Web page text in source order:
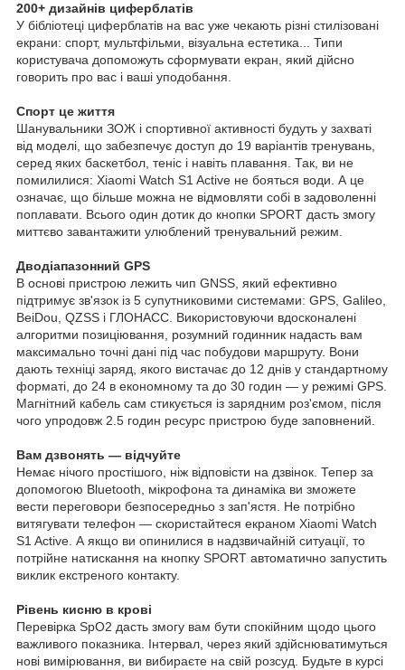
200+ дизайнів циферблатів
У бібліотеці циферблатів на вас уже чекають різні стилізовані
екрани: спорт, мультфільми, візуальна естетика... Типи
користувача допоможуть сформувати екран, який дійсно
говорить про вас і ваші уподобання.
Спорт це життя
Шанувальники ЗОЖ і спортивної активності будуть у захваті
від моделі, що забезпечує доступ до 19 варіантів тренувань,
серед яких баскетбол, теніс і навіть плавання. Так, ви не
помилилися: Xiaomi Watch S1 Active не бояться води. А це
означає, що більше можна не відмовляти собі в задоволенні
поплавати. Всього один дотик до кнопки SPORT дасть змогу
миттєво завантажити улюблений тренувальний режим.
Дводіапазонний GPS
В основі пристрою лежить чип GNSS, який ефективно
підтримує зв'язок із 5 супутниковими системами: GPS, Galileo,
BeiDou, QZSS і ГЛОНАСС. Використовуючи вдосконалені
алгоритми позиціювання, розумний годинник надасть вам
максимально точні дані під час побудови маршруту. Вони
дають техніці заряд, якого вистачає до 12 днів у стандартному
форматі, до 24 в економному та до 30 годин — у режимі GPS.
Магнітний кабель сам стикується із зарядним роз'ємом, після
чого упродовж 2.5 годин ресурс пристрою буде заповнений.
Вам дзвонять — відчуйте
Немає нічого простішого, ніж відповісти на дзвінок. Тепер за
допомогою Bluetooth, мікрофона та динаміка ви зможете
вести переговори безпосередньо з зап'ястя. Не потрібно
витягувати телефон — скористайтеся екраном Xiaomi Watch
S1 Active. А якщо ви опинилися в надзвичайній ситуації, то
потрійне натискання на кнопку SPORT автоматично запустить
виклик екстреного контакту.
Рівень кисню в крові
Перевірка SpO2 дасть змогу вам бути спокійним щодо цього
важливого показника. Інтервал, через який здійснюватимуться
нові вимірювання, ви вибираєте на свій розсуд. Будьте в курсі